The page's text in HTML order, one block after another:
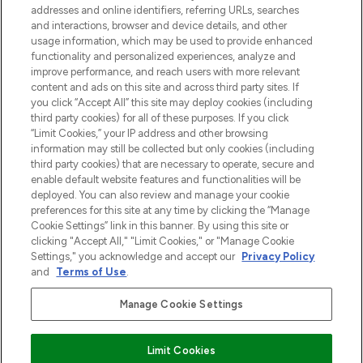
Cookie-toestemming
Do Not Sell or Share My Personal
Information
HELP & INFORMATIE
BEDRIJFSINFORMATIE
OVER LOOKFANTASTIC
Betaal veilig met
addresses and online identifiers, referring URLs, searches
and interactions, browser and device details, and other
usage information, which may be used to provide enhanced
functionality and personalized experiences, analyze and
improve performance, and reach users with more relevant
content and ads on this site and across third party sites. If
you click “Accept All” this site may deploy cookies (including
third party cookies) for all of these purposes. If you click
“Limit Cookies,” your IP address and other browsing
information may still be collected but only cookies (including
third party cookies) that are necessary to operate, secure and
enable default website features and functionalities will be
deployed. You can also review and manage your cookie
preferences for this site at any time by clicking the “Manage
Cookie Settings” link in this banner. By using this site or
clicking "Accept All," "Limit Cookies," or "Manage Cookie
Settings," you acknowledge and accept our Privacy Policy
and
Terms of Use.
Manage Cookie Settings
Limit Cookies